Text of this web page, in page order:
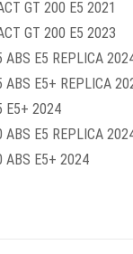
GT 200 E5 2021
GT 200 E5 2023
ABS E5 REPLICA
ABS E5+ REPLICA
E5+ 2024
ABS E5 REPLICA
ABS E5+ 2024